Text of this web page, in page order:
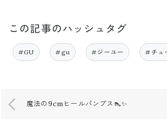
この記事のハッシュタグ
#GU #gu #ジーユー #チュ
魔法の9cmヒールパンプス👠✨